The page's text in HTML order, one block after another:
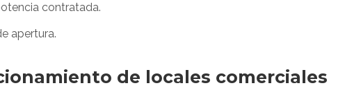
contratada.
apertura.
de locales comerciales